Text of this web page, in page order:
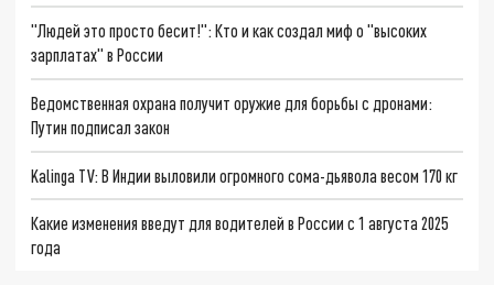
"Людей это просто бесит!": Кто и как создал миф о "высоких
зарплатах" в России
Ведомственная охрана получит оружие для борьбы с дронами:
Путин подписал закон
Kalinga TV: В Индии выловили огромного сома-дьявола весом 170 кг
Какие изменения введут для водителей в России с 1 августа 2025
года